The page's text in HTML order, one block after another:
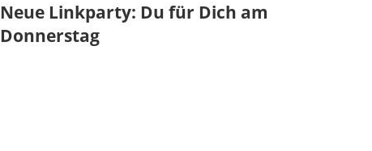
Neue Linkparty: Du für Dich am
Donnerstag